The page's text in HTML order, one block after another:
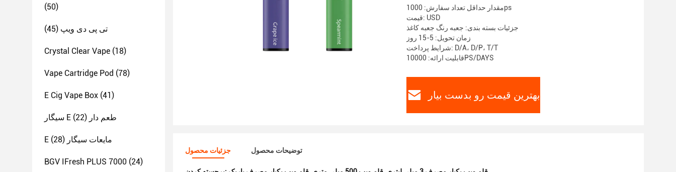
(50)
تی پی دی ویپ (45)
Crystal Clear Vape (18)
Vape Cartridge Pod (78)
E Cig Vape Box (41)
سیگار E طعم دار (22)
E مایعات سیگار (28)
BGV IFresh PLUS 7000 (24)
مقدار حداقل تعداد سفارش: 1000ps
قیمت: USD
جزئیات بسته بندی: جعبه رنگ جعبه کاغذ
زمان تحویل: 5-15 روز
شرایط پرداخت: D/A، D/P، T/T
قابلیت ارائه: 10000PS/DAYS
بهترین قیمت رو بدست بیار
جزئیات محصول توضیحات محصول